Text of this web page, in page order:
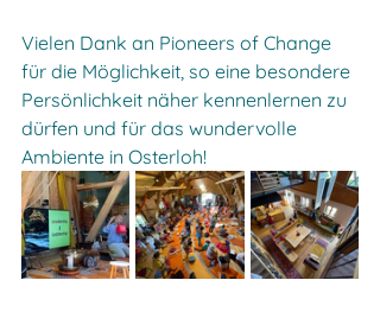
Vielen Dank an Pioneers of Change
für die Möglichkeit, so eine besondere
Persönlichkeit näher kennenlernen zu
dürfen und für das wundervolle
Ambiente in Osterloh!